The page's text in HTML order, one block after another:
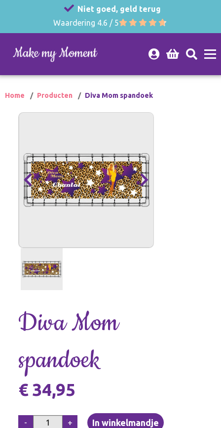
Niet goed, geld terug
Waardering 4.6 / 5
Home Producten Diva Mom spandoek
Diva Mom
spandoek
€ 34,95
- +